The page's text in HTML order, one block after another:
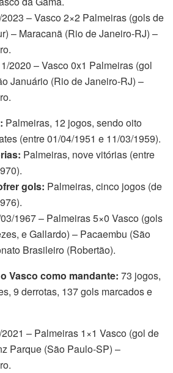
– Vasco 2×2 Palmeiras (gols de
– Maracanã (Rio de Janeiro-RJ) –
2020 – Vasco 0x1 Palmeiras (gol
Januário (Rio de Janeiro-RJ) –
Palmeiras, 12 jogos, sendo oito
(entre 01/04/1951 e 11/03/1959).
Palmeiras, nove vitórias (entre
gols: Palmeiras, cinco jogos (de
1967 – Palmeiras 5×0 Vasco (gols
e Gallardo) – Pacaembu (São
Brasileiro (Robertão).
Vasco como mandante: 73 jogos,
9 derrotas, 137 gols marcados e
– Palmeiras 1×1 Vasco (gol de
Parque (São Paulo-SP) –